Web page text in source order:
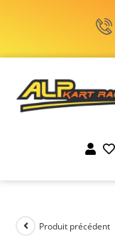
Produit précédent